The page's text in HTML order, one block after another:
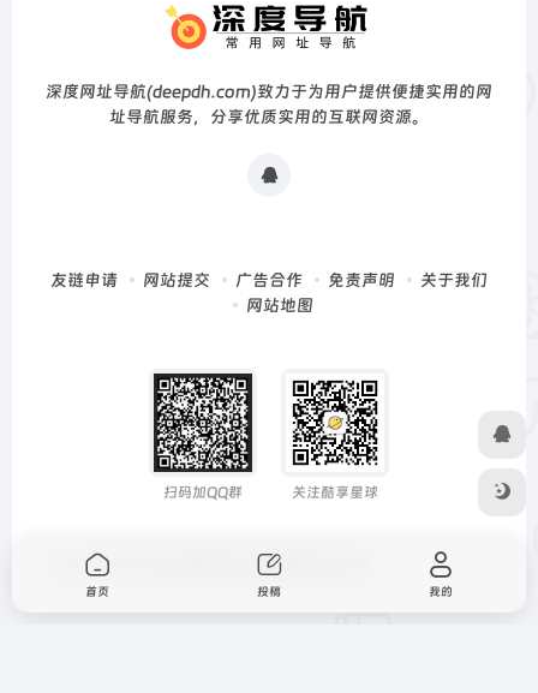
深度网址导航(deepdh.com)致力于为用户提供便捷实用的网
址导航服务，分享优质实用的互联网资源。
友链申请 网站提交 广告合作 免责声明
关于我们
网站地图
扫码加QQ群 关注酷享星球
Copyright © 2026 OneNav
首页 投稿 我的